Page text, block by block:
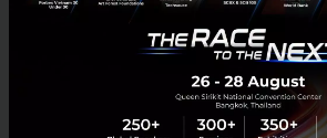
สรุปงาน WHYFAIL #งานที่ล้มเหลวที่สุดใน
Rabbit Start คอมมูนิตี้แห่งการเรียนรู้ของ
Rabbit Start ร่วมกับ Techsauce, Connext,
Tech, MYSALENG, PEAK, Seekster, Fastwork